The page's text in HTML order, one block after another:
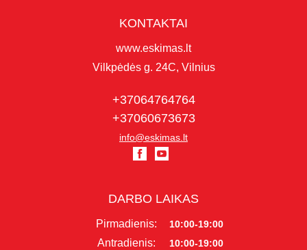
KONTAKTAI
www.eskimas.lt
Vilkpėdės g. 24C, Vilnius
+37064764764
+37060673673
info@eskimas.lt
DARBO LAIKAS
Pirmadienis: 10:00-19:00
Antradienis: 10:00-19:00